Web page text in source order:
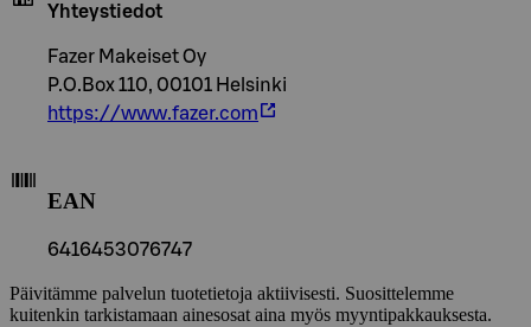
Yhteystiedot
Fazer Makeiset Oy
P.O.Box 110, 00101 Helsinki
https://www.fazer.com
EAN
6416453076747
Päivitämme palvelun tuotetietoja aktiivisesti. Suosittelemme
kuitenkin tarkistamaan ainesosat aina myös myyntipakkauksesta.